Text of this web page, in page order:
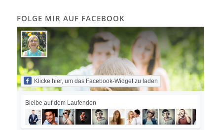
FOLGE MIR AUF FACEBOOK
Klicke hier, um das Facebook-Widget zu laden
Bleibe auf dem Laufenden